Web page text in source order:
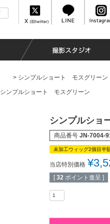
シンプルショート モスグリーン
シンプルショート モスグリーン
シンプルショ
商品番号 JN-7004-
未加工ウィッグ2個目半
当店特別価格 ¥
[ 32 ポイント進呈 ]